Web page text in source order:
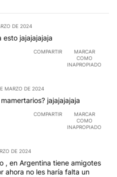
DE 2024
esto jajajajajaja
COMPARTIR
MARCAR
COMO
INAPROPIADO
MARZO DE 2024
jajajajajaja
COMPARTIR
MARCAR
COMO
INAPROPIADO
DE 2024
, en Argentina tiene amigotes
ahora no les haría falta un